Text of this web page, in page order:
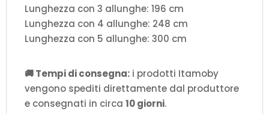
Lunghezza con 3 allunghe: 196 cm
Lunghezza con 4 allunghe: 248 cm
Lunghezza con 5 allunghe: 300 cm
🚚 Tempi di consegna: i prodotti Itamoby
vengono spediti direttamente dal produttore
e consegnati in circa 10 giorni.